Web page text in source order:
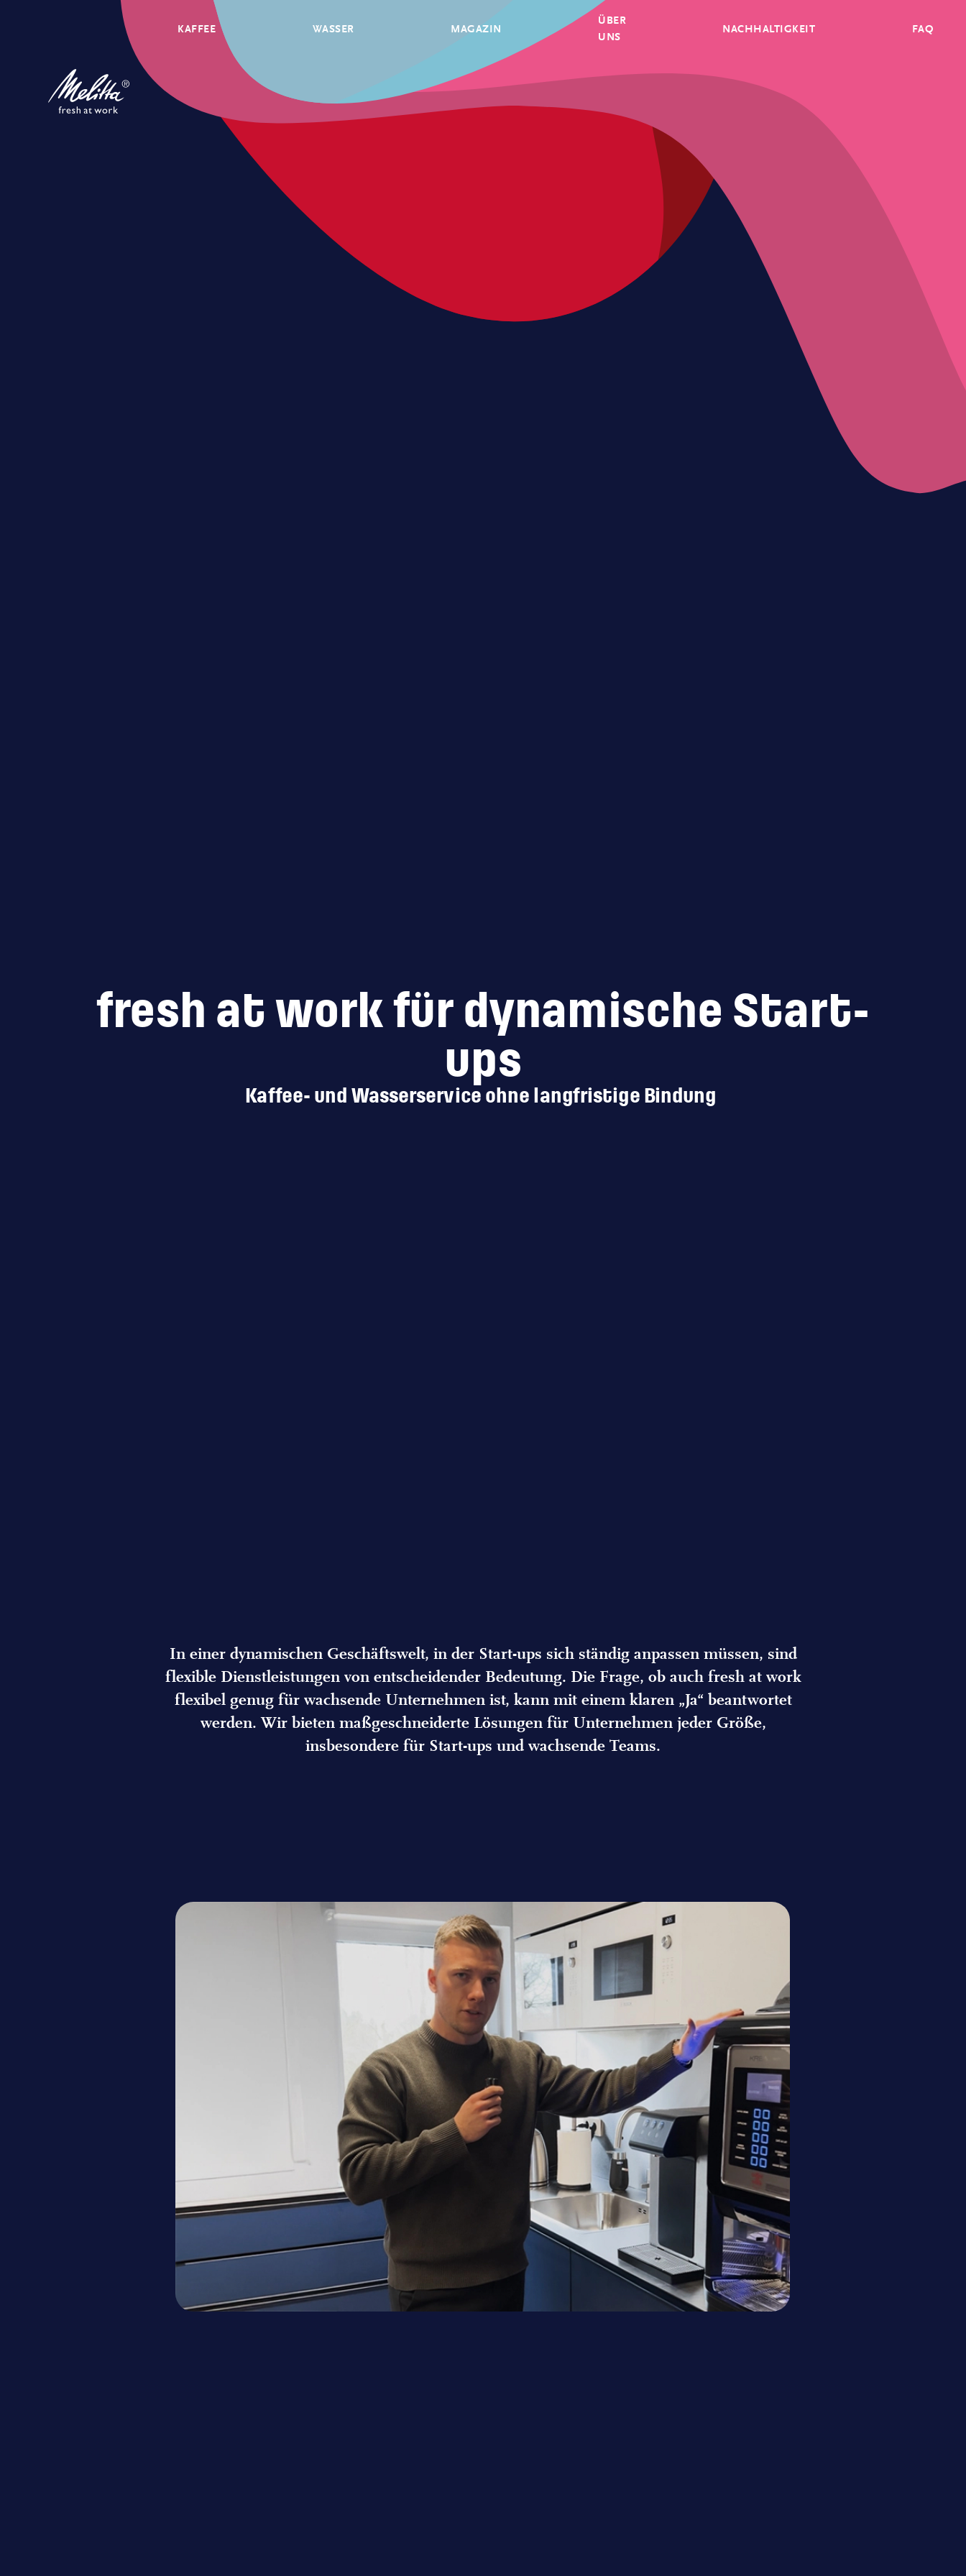
KAFFEE WASSER MAGAZIN
ÜBER
UNS
NACHHALTIGKEIT FAQ
fresh at work für dynamische Start-
ups
Kaffee- und Wasserservice ohne langfristige Bindung
In einer dynamischen Geschäftswelt, in der Start-ups sich ständig anpassen müssen, sind
flexible Dienstleistungen von entscheidender Bedeutung. Die Frage, ob auch fresh at work
flexibel genug für wachsende Unternehmen ist, kann mit einem klaren „Ja“ beantwortet
werden. Wir bieten maßgeschneiderte Lösungen für Unternehmen jeder Größe,
insbesondere für Start-ups und wachsende Teams.